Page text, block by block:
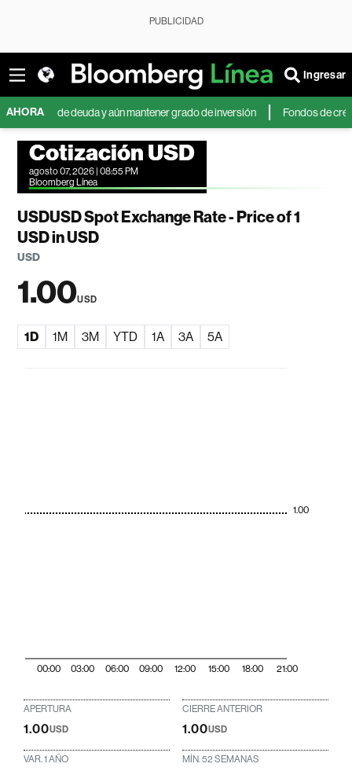
PUBLICIDAD
Ingresar
AHORA
de deuda y aún mantener grado de inversión Fondos de crédito
Cotización USD
agosto 07, 2026 | 08:55 PM
Bloomberg Línea
USDUSD Spot Exchange Rate - Price of 1
USD in USD
USD
1.00USD
1D 1M 3M YTD 1A 3A 5A
00:00 03:00 06:00 09:00 12:00 15:00 18:00 21:00
1.00
APERTURA
1.00USD
CIERRE ANTERIOR
1.00USD
VAR. 1 AÑO MÍN. 52 SEMANAS